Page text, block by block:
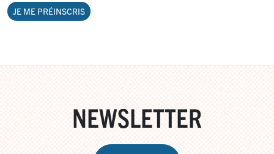
JE ME PRÉINSCRIS
NEWSLETTER